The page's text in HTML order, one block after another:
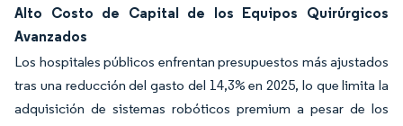
Alto Costo de Capital de los Equipos Quirúrgicos
Avanzados
Los hospitales públicos enfrentan presupuestos más ajustados
tras una reducción del gasto del 14,3% en 2025, lo que limita la
adquisición de sistemas robóticos premium a pesar de los